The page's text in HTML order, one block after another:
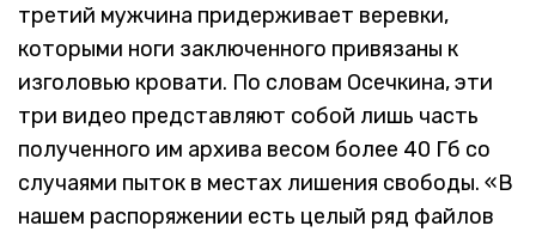
третий мужчина придерживает веревки,
которыми ноги заключенного привязаны к
изголовью кровати. По словам Осечкина, эти
три видео представляют собой лишь часть
полученного им архива весом более 40 Гб со
случаями пыток в местах лишения свободы. «В
нашем распоряжении есть целый ряд файлов